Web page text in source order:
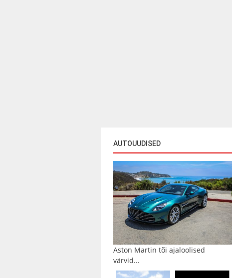
AUTOUUDISED
Aston Martin tõi ajaloolised
värvid...